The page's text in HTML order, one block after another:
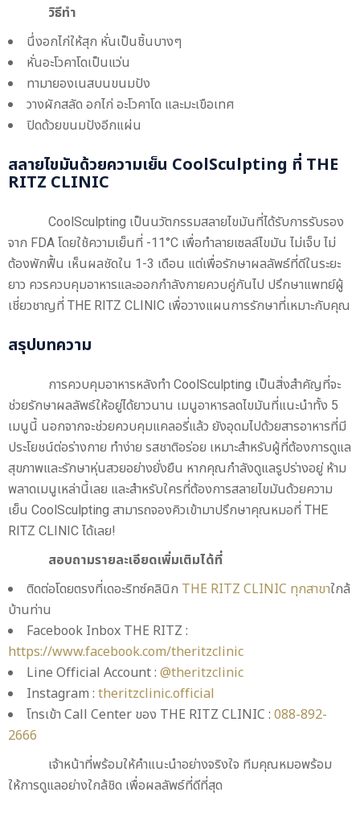
วิธีทำ
นึ่งอกไก่ให้สุก หั่นเป็นชิ้นบางๆ
หั่นอะโวคาโดเป็นแว่น
ทามายองเนสบนขนมปัง
วางผักสลัด อกไก่ อะโวคาโด และมะเขือเทศ
ปิดด้วยขนมปังอีกแผ่น
สลายไขมันด้วยความเย็น CoolSculpting ที่ THE
RITZ CLINIC
CoolSculpting เป็นนวัตกรรมสลายไขมันที่ได้รับการรับรอง
จาก FDA โดยใช้ความเย็นที่ -11°C เพื่อทำลายเซลล์ไขมัน ไม่เจ็บ ไม่
ต้องพักฟื้น เห็นผลชัดใน 1-3 เดือน แต่เพื่อรักษาผลลัพธ์ที่ดีในระยะ
ยาว ควรควบคุมอาหารและออกกำลังกายควบคู่กันไป ปรึกษาแพทย์ผู้
เชี่ยวชาญที่ THE RITZ CLINIC เพื่อวางแผนการรักษาที่เหมาะกับคุณ
สรุปบทความ
การควบคุมอาหารหลังทำ CoolSculpting เป็นสิ่งสำคัญที่จะ
ช่วยรักษาผลลัพธ์ให้อยู่ได้ยาวนาน เมนูอาหารลดไขมันที่แนะนำทั้ง 5
เมนูนี้ นอกจากจะช่วยควบคุมแคลอรี่แล้ว ยังอุดมไปด้วยสารอาหารที่มี
ประโยชน์ต่อร่างกาย ทำง่าย รสชาติอร่อย เหมาะสำหรับผู้ที่ต้องการดูแล
สุขภาพและรักษาหุ่นสวยอย่างยั่งยืน หากคุณกำลังดูแลรูปร่างอยู่ ห้าม
พลาดเมนูเหล่านี้เลย และสำหรับใครที่ต้องการสลายไขมันด้วยความ
เย็น CoolSculpting สามารถจองคิวเข้ามาปรึกษาคุณหมอที่ THE
RITZ CLINIC ได้เลย!
สอบถามรายละเอียดเพิ่มเติมได้ที่
ติดต่อโดยตรงที่เดอะริทซ์คลินิก THE RITZ CLINIC ทุกสาขาใกล้
บ้านท่าน
Facebook Inbox THE RITZ :
https://www.facebook.com/theritzclinic
Line Official Account : @theritzclinic
Instagram : theritzclinic.official
โทรเข้า Call Center ของ THE RITZ CLINIC : 088-892-
2666
เจ้าหน้าที่พร้อมให้คำแนะนำอย่างจริงใจ ทีมคุณหมอพร้อม
ให้การดูแลอย่างใกล้ชิด เพื่อผลลัพธ์ที่ดีที่สุด